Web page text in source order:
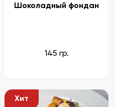
Шоколадный фондан
145 гр.
Хит